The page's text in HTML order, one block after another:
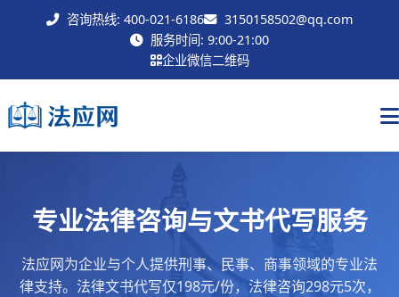
咨询热线: 400-021-6186
3150158502@qq.com
服务时间: 9:00-21:00
企业微信二维码
专业法律咨询与文书代写服务
法应网为企业与个人提供刑事、民事、商事领域的专业法
律支持。法律文书代写仅198元/份，法律咨询298元5次，